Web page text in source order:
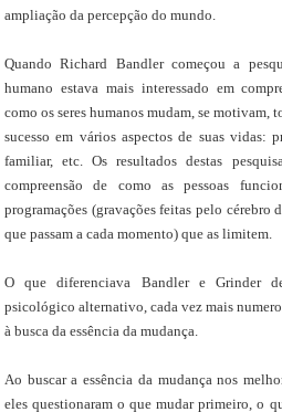
ampliação da percepção do mundo.
Quando Richard Bandler começou a
humano estava mais interessado em
como os seres humanos mudam, se motivam,
sucesso em vários aspectos de suas vidas:
familiar, etc. Os resultados destas
compreensão de como as pessoas
programações (gravações feitas pelo cérebro
que passam a cada momento) que as limitem.
O que diferenciava Bandler e Grinder
psicológico alternativo, cada vez mais
à busca da essência da mudança.
Ao buscar a essência da mudança nos
eles questionaram o que mudar primeiro, o